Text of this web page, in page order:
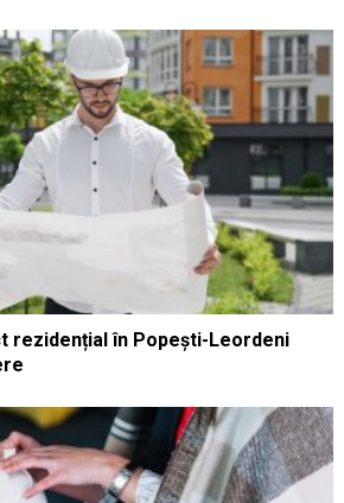
rezidențial în Popești-Leordeni